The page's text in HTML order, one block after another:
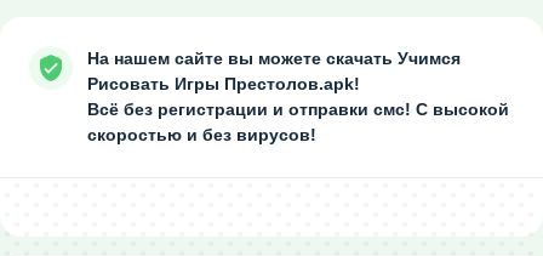
На нашем сайте вы можете скачать Учимся
Рисовать Игры Престолов.apk!
Всё без регистрации и отправки смс! С высокой
скоростью и без вирусов!